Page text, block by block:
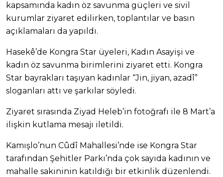
kapsamında kadın öz savunma güçleri ve sivil
kurumlar ziyaret edilirken, toplantılar ve basın
açıklamaları da yapıldı.
Hasekê’de Kongra Star üyeleri, Kadın Asayişi ve
kadın öz savunma birimlerini ziyaret etti. Kongra
Star bayrakları taşıyan kadınlar “Jin, jiyan, azadî”
sloganları attı ve şarkılar söyledi.
Ziyaret sırasında Ziyad Heleb’in fotoğrafı ile 8 Mart’a
ilişkin kutlama mesajı iletildi.
Kamışlo’nun Cûdî Mahallesi’nde ise Kongra Star
tarafından Şehitler Parkı’nda çok sayıda kadının ve
mahalle sakininin katıldığı bir etkinlik düzenlendi.